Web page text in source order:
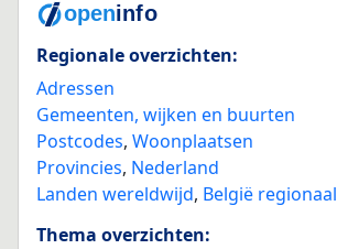
Regionale overzichten:
Adressen
Gemeenten, wijken en buurten
Postcodes, Woonplaatsen
Provincies, Nederland
Landen wereldwijd, België regionaal
Thema overzichten: